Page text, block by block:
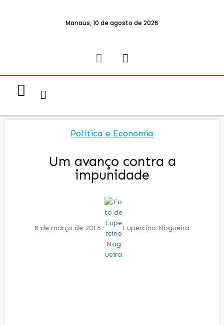
Manaus, 10 de agosto de 2026
Política e Economia
Um avanço contra a
impunidade
8 de março de 2016 Lupercino Nogueira